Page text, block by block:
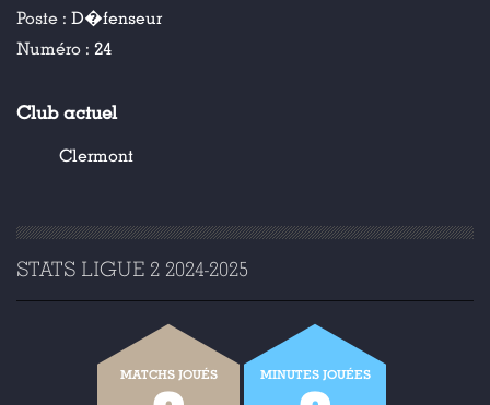
Poste : D�fenseur
Numéro : 24
Club actuel
Clermont
STATS LIGUE 2 2024-2025
MATCHS JOUÉS MINUTES JOUÉES